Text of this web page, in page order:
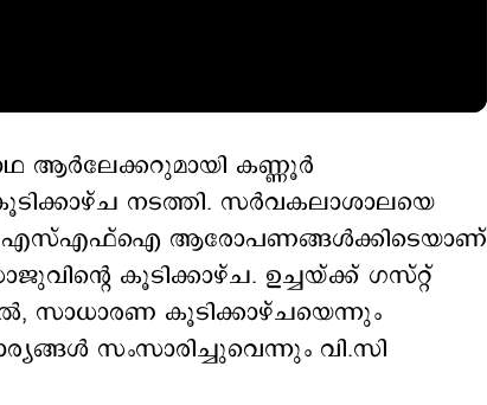
ആര്‍ലേക്കറുമായി കണ്ണൂര്‍
നടത്തി. സര്‍വകലാശാലയെ
എസ്എഫ്ഐ ആരോപണങ്ങള്‍ക്കിടെയാണ്
കൂടിക്കാഴ്ച. ഉച്ചയ്ക്ക് ഗസ്റ്റ്
സാധാരണ കൂടിക്കാഴ്ചയെന്നും
സംസാരിച്ചുവെന്നും വി.സി